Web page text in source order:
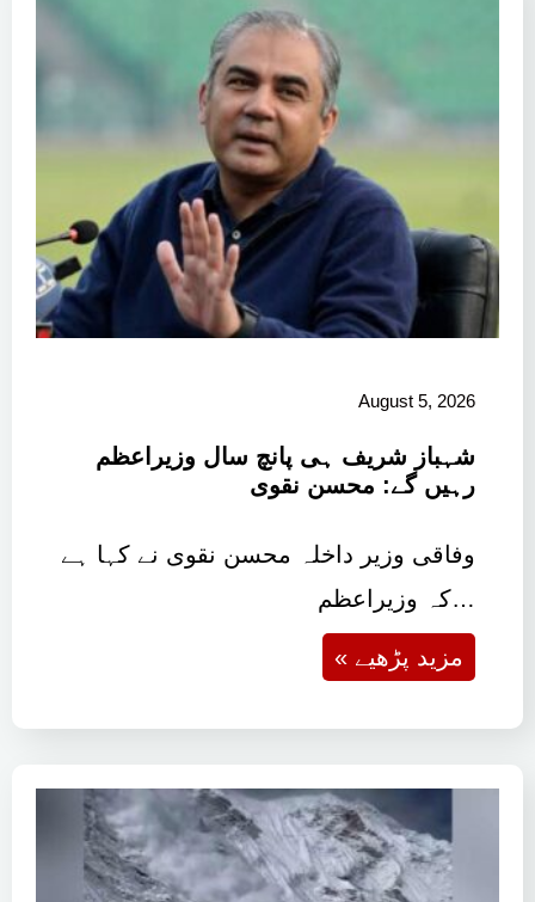
August 5, 2026
شہباز شریف ہی پانچ سال وزیراعظم
رہیں گے: محسن نقوی
وفاقی وزیر داخلہ محسن نقوی نے کہا ہے
کہ وزیراعظم…
« مزید پڑھیے